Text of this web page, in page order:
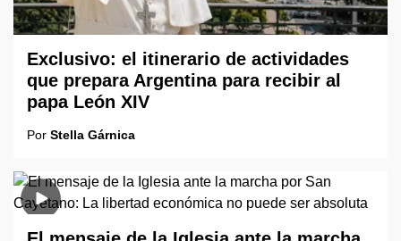
Exclusivo: el itinerario de actividades
que prepara Argentina para recibir al
papa León XIV
Por Stella Gárnica